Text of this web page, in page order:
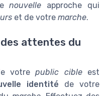
nouvelle approche qui
et de votre marche.
attentes du
votrepublic cibleest
identité de votre